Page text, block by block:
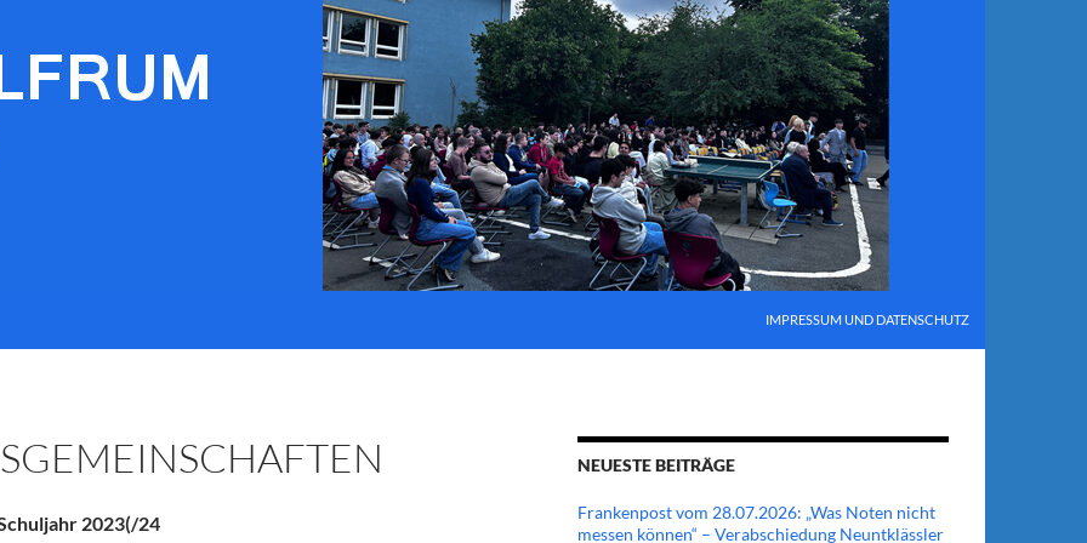
IMPRESSUM UND DATENSCHUTZ
2023(/24
NEUESTE BEITRÄGE
Frankenpost vom 28.07.2026: „Was Noten nicht
messen können“ – Verabschiedung Neuntklässler